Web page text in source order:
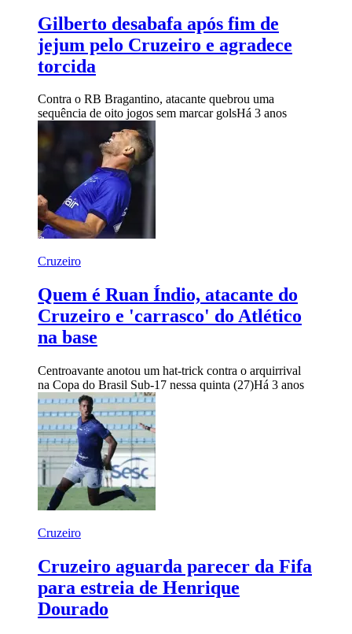
Gilberto desabafa após fim de
jejum pelo Cruzeiro e agradece
torcida
Contra o RB Bragantino, atacante quebrou uma
sequência de oito jogos sem marcar golsHá 3 anos
Cruzeiro
Quem é Ruan Índio, atacante do
Cruzeiro e 'carrasco' do Atlético
na base
Centroavante anotou um hat-trick contra o arquirrival
na Copa do Brasil Sub-17 nessa quinta (27)Há 3 anos
Cruzeiro
Cruzeiro aguarda parecer da Fifa
para estreia de Henrique
Dourado